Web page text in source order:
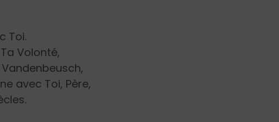
Toi.
Volonté,
avec Toi, Père,